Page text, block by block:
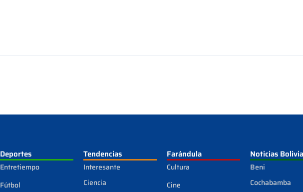
Deportes
Entretiempo
Fútbol
Tendencias
Interesante
Ciencia
Farándula
Cultura
Cine
Noticias Bolivia
Beni
Cochabamba